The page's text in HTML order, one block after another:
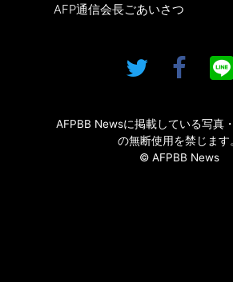
AFP通信会長ごあいさつ
AFPBB Newsに掲載している写真
の無断使用を禁じます
© AFPBB News